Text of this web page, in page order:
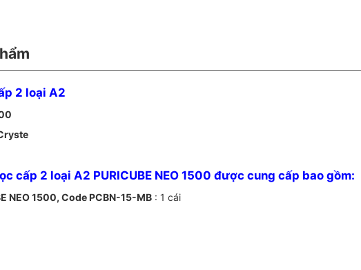
2 loại A2
cấp 2 loại A2 PURICUBE NEO 1500 được cung cấp bao gồm:
NEO 1500, Code PCBN-15-MB : 1 cái